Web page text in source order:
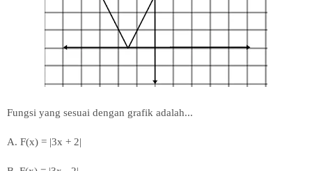
Fungsi yang sesuai dengan grafik adalah...
A. F(x) = |3x + 2|